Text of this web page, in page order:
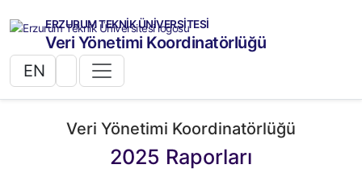
ERZURUM TEKNİK ÜNİVERSİTESİ
Veri Yönetimi Koordinatörlüğü
EN
Veri Yönetimi Koordinatörlüğü
2025 Raporları